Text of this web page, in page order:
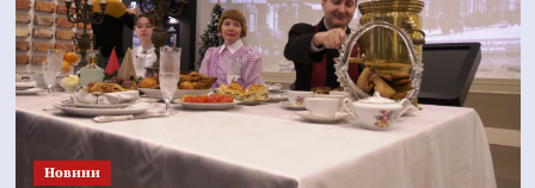
Новини